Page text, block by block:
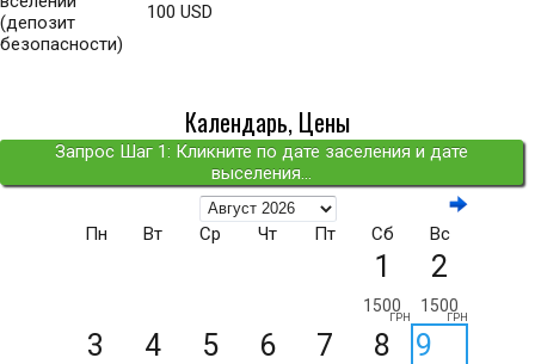
(депозит
безопасности)
100 USD
Календарь, Цены
Запрос Шаг 1: Кликните по дате заселения и дате
выселения...
Пн Вт Ср Чт Пт Сб Вс
1
1500
ГРН
2
1500
ГРН
3 4 5 6 7 8 9